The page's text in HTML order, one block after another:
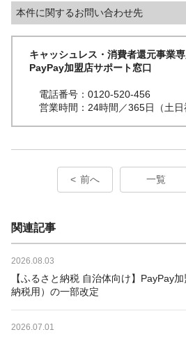
本件に関するお問い合わせ先
キャッシュレス・消費者還元事業専
PayPay加盟店サポート窓口
電話番号：0120-520-456
営業時間：24時間／365日（土日
前へ 一覧
関連記事
2026.08.03
【ふるさと納税 自治体向け】PayPay
納税用）の一部改定
2026.07.01